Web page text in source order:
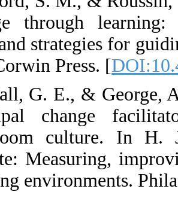
change
tools and
CA: Corwin
11. Hall, G. E.,
principal
classroom
climate:
learning